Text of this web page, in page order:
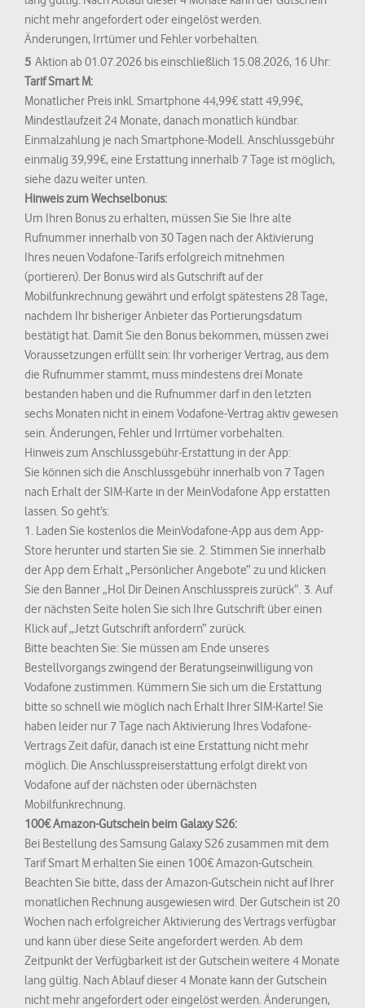
nicht mehr angefordert oder eingelöst werden.
Änderungen, Irrtümer und Fehler vorbehalten.
5 Aktion ab 01.07.2026 bis einschließlich 15.08.2026, 16 Uhr:
Tarif Smart M:
Monatlicher Preis inkl. Smartphone 44,99€ statt 49,99€,
Mindestlaufzeit 24 Monate, danach monatlich kündbar.
Einmalzahlung je nach Smartphone-Modell. Anschlussgebühr
einmalig 39,99€, eine Erstattung innerhalb 7 Tage ist möglich,
siehe dazu weiter unten.
Hinweis zum Wechselbonus:
Um Ihren Bonus zu erhalten, müssen Sie Sie Ihre alte
Rufnummer innerhalb von 30 Tagen nach der Aktivierung
Ihres neuen Vodafone-Tarifs erfolgreich mitnehmen
(portieren). Der Bonus wird als Gutschrift auf der
Mobilfunkrechnung gewährt und erfolgt spätestens 28 Tage,
nachdem Ihr bisheriger Anbieter das Portierungsdatum
bestätigt hat. Damit Sie den Bonus bekommen, müssen zwei
Voraussetzungen erfüllt sein: Ihr vorheriger Vertrag, aus dem
die Rufnummer stammt, muss mindestens drei Monate
bestanden haben und die Rufnummer darf in den letzten
sechs Monaten nicht in einem Vodafone-Vertrag aktiv gewesen
sein. Änderungen, Fehler und Irrtümer vorbehalten.
Hinweis zum Anschlussgebühr-Erstattung in der App:
Sie können sich die Anschlussgebühr innerhalb von 7 Tagen
nach Erhalt der SIM-Karte in der MeinVodafone App erstatten
lassen. So geht’s:
1. Laden Sie kostenlos die MeinVodafone-App aus dem App-
Store herunter und starten Sie sie. 2. Stimmen Sie innerhalb
der App dem Erhalt „Persönlicher Angebote“ zu und klicken
Sie den Banner „Hol Dir Deinen Anschlusspreis zurück“. 3. Auf
der nächsten Seite holen Sie sich Ihre Gutschrift über einen
Klick auf „Jetzt Gutschrift anfordern“ zurück.
Bitte beachten Sie: Sie müssen am Ende unseres
Bestellvorgangs zwingend der Beratungseinwilligung von
Vodafone zustimmen. Kümmern Sie sich um die Erstattung
bitte so schnell wie möglich nach Erhalt Ihrer SIM-Karte! Sie
haben leider nur 7 Tage nach Aktivierung Ihres Vodafone-
Vertrags Zeit dafür, danach ist eine Erstattung nicht mehr
möglich. Die Anschlusspreiserstattung erfolgt direkt von
Vodafone auf der nächsten oder übernächsten
Mobilfunkrechnung.
100€ Amazon-Gutschein beim Galaxy S26:
Bei Bestellung des Samsung Galaxy S26 zusammen mit dem
Tarif Smart M erhalten Sie einen 100€ Amazon-Gutschein.
Beachten Sie bitte, dass der Amazon-Gutschein nicht auf Ihrer
monatlichen Rechnung ausgewiesen wird. Der Gutschein ist 20
Wochen nach erfolgreicher Aktivierung des Vertrags verfügbar
und kann über diese Seite angefordert werden. Ab dem
Zeitpunkt der Verfügbarkeit ist der Gutschein weitere 4 Monate
lang gültig. Nach Ablauf dieser 4 Monate kann der Gutschein
nicht mehr angefordert oder eingelöst werden. Änderungen,